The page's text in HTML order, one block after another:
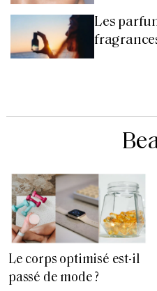
Les
Le corps optimisé est-il
passé de mode ?